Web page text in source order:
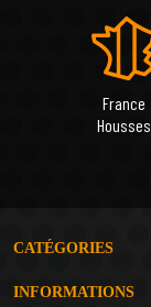
France
Housses
CATÉGORIES
INFORMATIONS